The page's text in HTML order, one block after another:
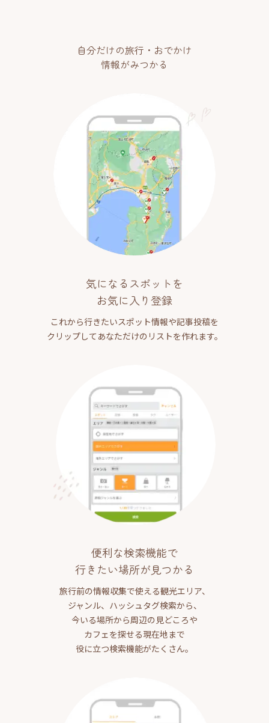
自分だけの旅行・おでかけ
情報がみつかる
気になるスポットを
お気に入り登録
これから行きたいスポット情報や記事投稿を
クリップしてあなただけのリストを作れます。
便利な検索機能で
行きたい場所が見つかる
旅行前の情報収集で使える観光エリア、
ジャンル、ハッシュタグ検索から、
今いる場所から周辺の見どころや
カフェを探せる現在地まで
役に立つ検索機能がたくさん。